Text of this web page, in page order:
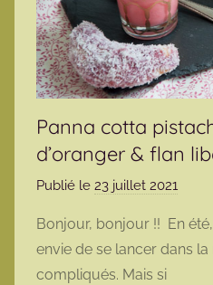
Panna cotta
d’oranger & flan
Publié le 23 juillet 2021
r
m
Bonjour, bonjour !! En
envie de se lancer dans
compliqués. Mais si